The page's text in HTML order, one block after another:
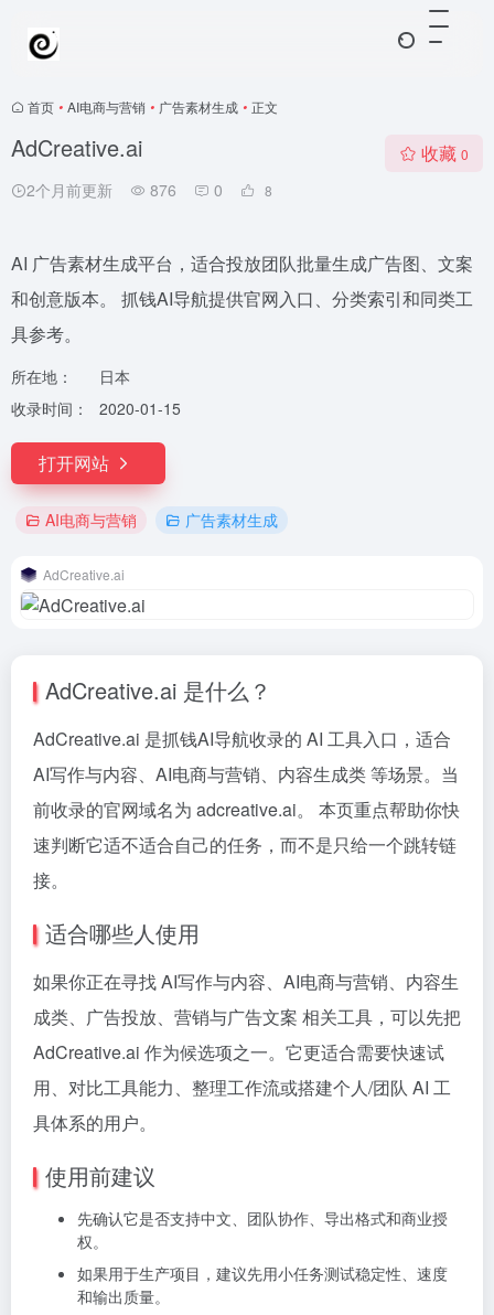
首页 • AI电商与营销 • 广告素材生成 • 正文
AdCreative.ai
2个月前更新 876 0 8
收藏 0
AI 广告素材生成平台，适合投放团队批量生成广告图、文案
和创意版本。 抓钱AI导航提供官网入口、分类索引和同类工
具参考。
所在地：
日本
收录时间：
2020-01-15
打开网站
AI电商与营销 广告素材生成
AdCreative.ai
AdCreative.ai 是什么？
AdCreative.ai 是抓钱AI导航收录的 AI 工具入口，适合
AI写作与内容、AI电商与营销、内容生成类 等场景。当
前收录的官网域名为 adcreative.ai。 本页重点帮助你快
速判断它适不适合自己的任务，而不是只给一个跳转链
接。
适合哪些人使用
如果你正在寻找 AI写作与内容、AI电商与营销、内容生
成类、广告投放、营销与广告文案 相关工具，可以先把
AdCreative.ai 作为候选项之一。它更适合需要快速试
用、对比工具能力、整理工作流或搭建个人/团队 AI 工
具体系的用户。
使用前建议
先确认它是否支持中文、团队协作、导出格式和商业授
权。
如果用于生产项目，建议先用小任务测试稳定性、速度
和输出质量。